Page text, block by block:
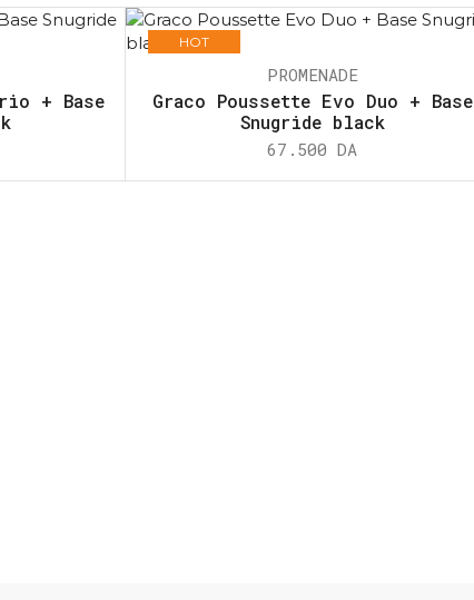
+ Base
HOT
PROMENADE
Graco Poussette Evo Duo + Base
Snugride black
67.500 DA